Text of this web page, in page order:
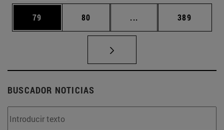
Página
79 Página
80 ... Páginas intermedias
Página
389
BUSCADOR NOTICIAS